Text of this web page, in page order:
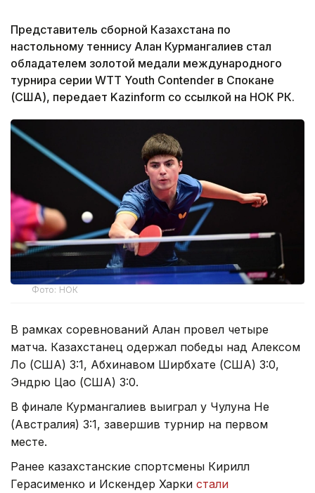
Представитель сборной Казахстана по
настольному теннису Алан Курмангалиев стал
обладателем золотой медали международного
турнира серии WTT Youth Contender в Спокане
(США), передает Kazinform со ссылкой на НОК РК.
Фото: НОК
В рамках соревнований Алан провел четыре
матча. Казахстанец одержал победы над Алексом
Ло (США) 3:1, Абхинавом Ширбхате (США) 3:0,
Эндрю Цао (США) 3:0.
В финале Курмангалиев выиграл у Чулуна Не
(Австралия) 3:1, завершив турнир на первом
месте.
Ранее казахстанские спортсмены Кирилл
Герасименко и Искендер Харки стали